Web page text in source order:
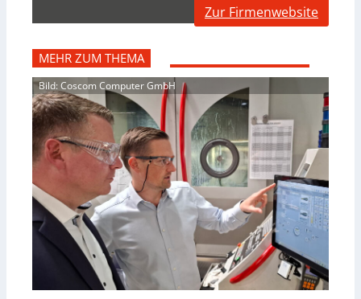
Zur Firmenwebsite
MEHR ZUM THEMA
Bild: Coscom Computer GmbH